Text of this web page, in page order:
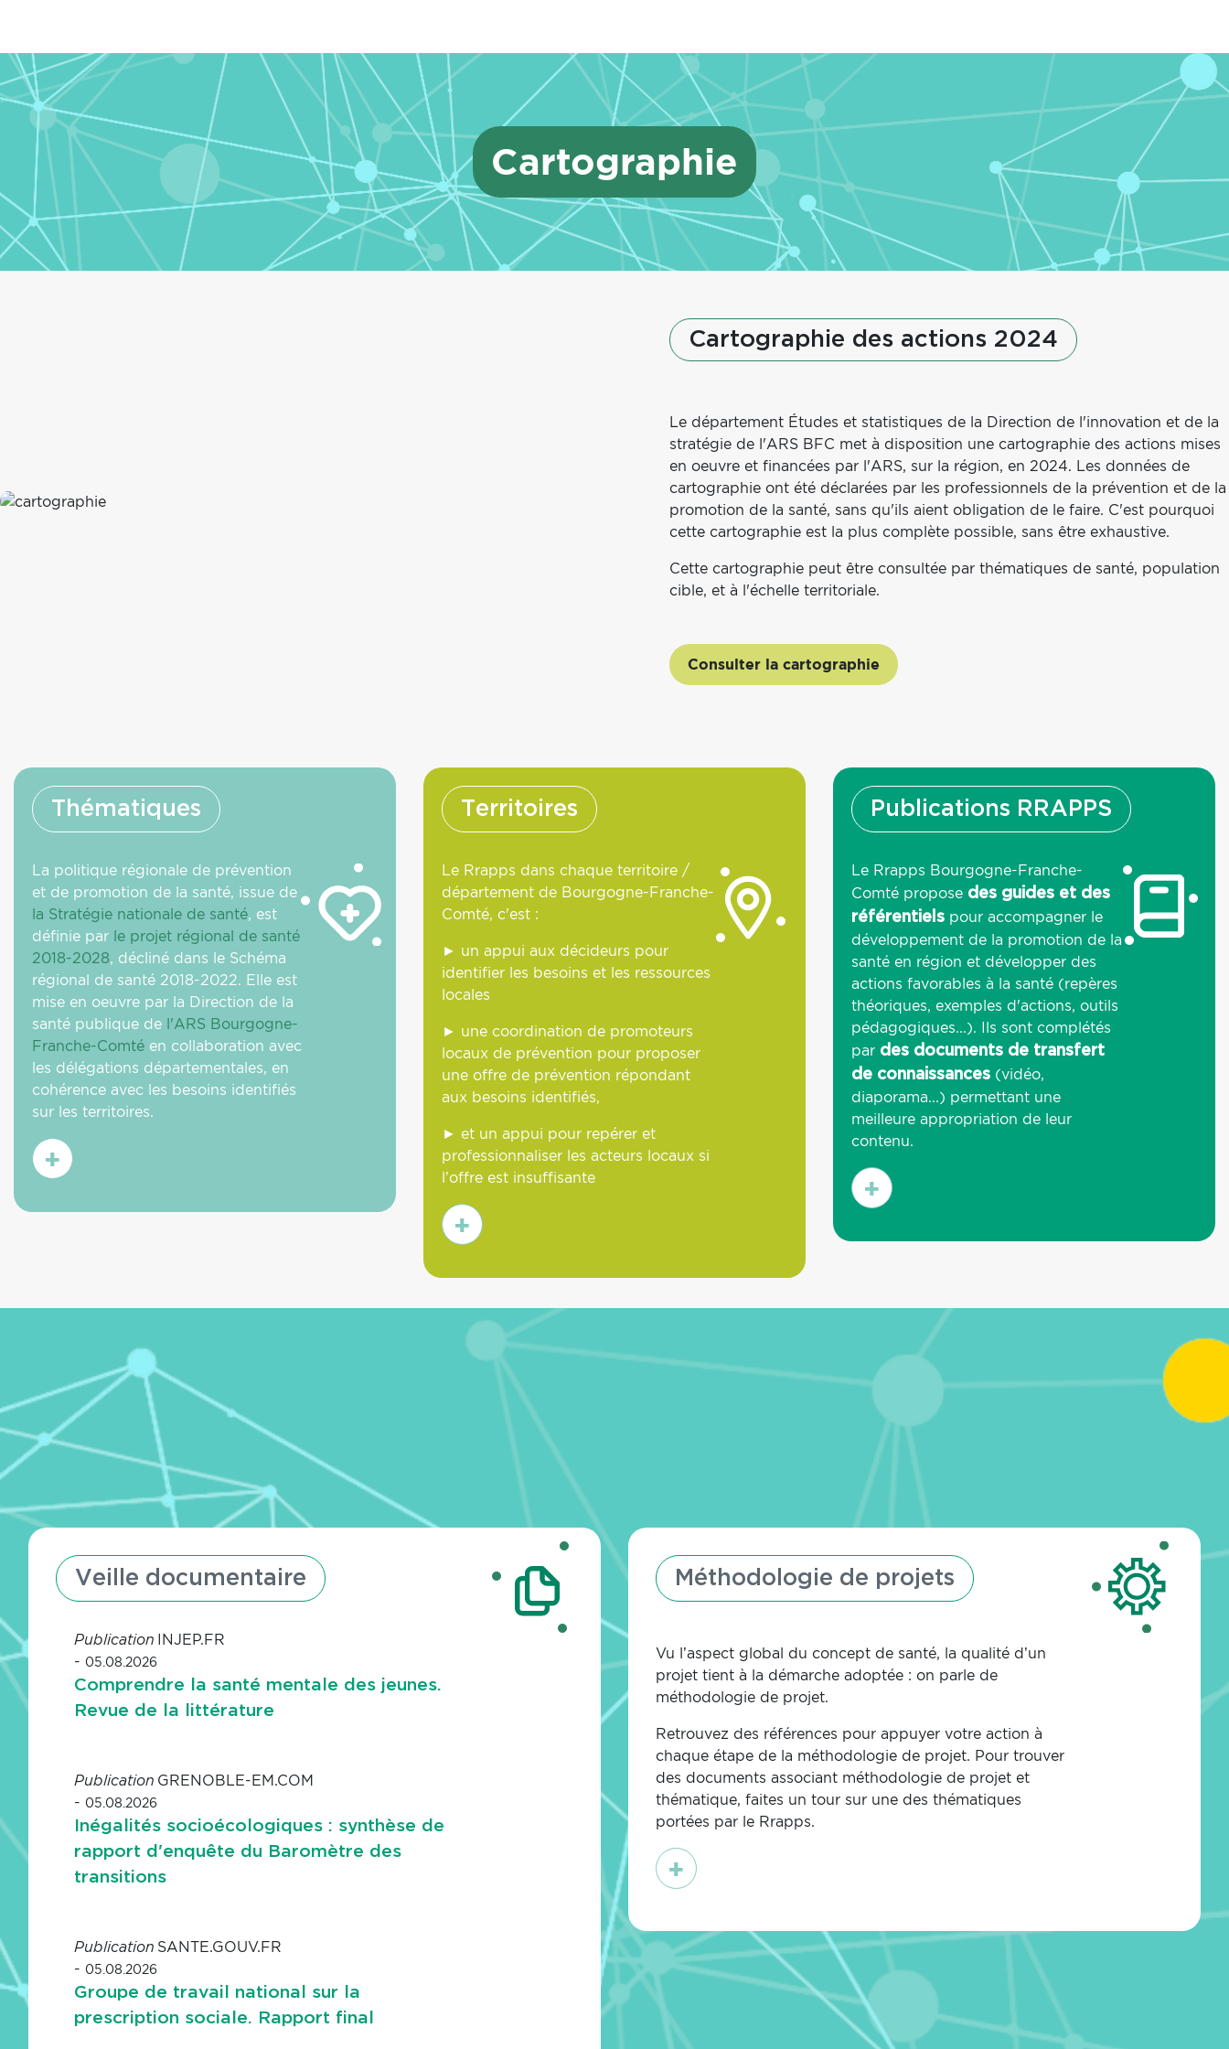
Cartographie
Image
Cartographie des actions 2024
Le département Études et statistiques de la Direction de l'innovation et de la
stratégie de l'ARS BFC met à disposition une cartographie des actions mises
en oeuvre et financées par l'ARS, sur la région, en 2024. Les données de
cartographie ont été déclarées par les professionnels de la prévention et de la
promotion de la santé, sans qu'ils aient obligation de le faire. C'est pourquoi
cette cartographie est la plus complète possible, sans être exhaustive.
Cette cartographie peut être consultée par thématiques de santé, population
cible, et à l'échelle territoriale.
Consulter la cartographie
Thématiques
La politique régionale de prévention
et de promotion de la santé, issue de
la Stratégie nationale de santé, est
définie par le projet régional de santé
2018-2028, décliné dans le Schéma
régional de santé 2018-2022. Elle est
mise en oeuvre par la Direction de la
santé publique de l'ARS Bourgogne-
Franche-Comté en collaboration avec
les délégations départementales, en
cohérence avec les besoins identifiés
sur les territoires.
En
savoir
Territoires
Le Rrapps dans chaque territoire /
département de Bourgogne-Franche-
Comté, c'est :
► un appui aux décideurs pour
identifier les besoins et les ressources
locales
► une coordination de promoteurs
locaux de prévention pour proposer
une offre de prévention répondant
aux besoins identifiés,
► et un appui pour repérer et
professionnaliser les acteurs locaux si
l’offre est insuffisante
En
savoir
Publications RRAPPS
Le Rrapps Bourgogne-Franche-
Comté propose des guides et des
référentielspour accompagner le
développement de la promotion de la
santé en région et développer des
actions favorables à la santé (repères
théoriques, exemples d'actions, outils
pédagogiques...). Ils sont complétés
par des documents de transfert
de connaissances(vidéo,
diaporama...) permettant une
meilleure appropriation de leur
contenu.
En
savoir
Veille documentaire
Publication
- 05.08.2026
INJEP.FR
Comprendre la santé mentale des jeunes.
Revue de la littérature
Publication
- 05.08.2026
GRENOBLE-EM.COM
Inégalités socioécologiques : synthèse de
rapport d'enquête du Baromètre des
transitions
Publication
- 05.08.2026
SANTE.GOUV.FR
Groupe de travail national sur la
prescription sociale. Rapport final
Méthodologie de projets
Vu l’aspect global du concept de santé, la qualité d’un
projet tient à la démarche adoptée : on parle de
méthodologie de projet.
Retrouvez des références pour appuyer votre action à
chaque étape de la méthodologie de projet. Pour trouver
des documents associant méthodologie de projet et
thématique, faites un tour sur une des thématiques
portées par le Rrapps.
En
savoir